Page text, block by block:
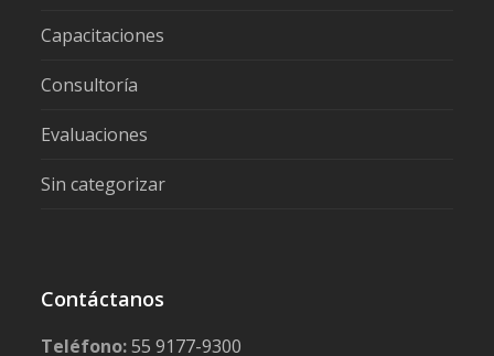
Capacitaciones
Consultoría
Evaluaciones
Sin categorizar
Contáctanos
Teléfono:55 9177-9300